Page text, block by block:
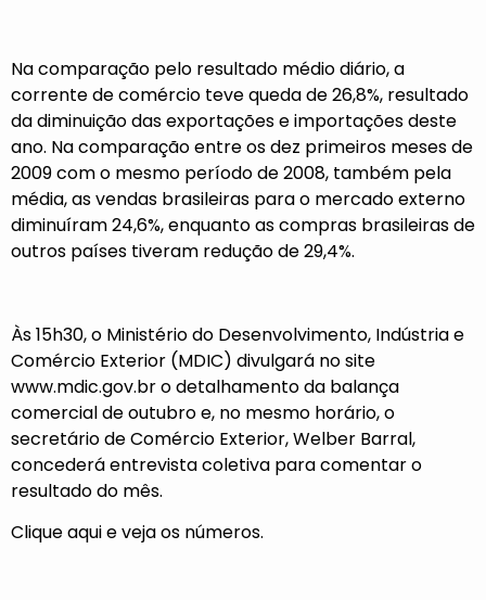
Na comparação pelo resultado médio diário, a
corrente de comércio teve queda de 26,8%, resultado
da diminuição das exportações e importações deste
ano. Na comparação entre os dez primeiros meses de
2009 com o mesmo período de 2008, também pela
média, as vendas brasileiras para o mercado externo
diminuíram 24,6%, enquanto as compras brasileiras de
outros países tiveram redução de 29,4%.
Às 15h30, o Ministério do Desenvolvimento, Indústria e
Comércio Exterior (MDIC) divulgará no site
www.mdic.gov.bro detalhamento da balança
comercial de outubro e, no mesmo horário, o
secretário de Comércio Exterior, Welber Barral,
concederá entrevista coletiva para comentar o
resultado do mês.
Clique aqui e veja os números.